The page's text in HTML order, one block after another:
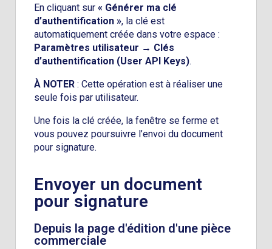
En cliquant sur « Générer ma clé
d’authentification », la clé est
automatiquement créée dans votre espace :
Paramètres utilisateur → Clés
d’authentification (User API Keys).
À NOTER : Cette opération est à réaliser une
seule fois par utilisateur.
Une fois la clé créée, la fenêtre se ferme et
vous pouvez poursuivre l’envoi du document
pour signature.
Envoyer un document
pour signature
Depuis la page d'édition d'une pièce
commerciale